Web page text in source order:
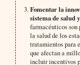
Fomentar la
sistema de salud
farmacéuticos son
la salud de los
tratamientos para
que afectan a
incluir incentivos